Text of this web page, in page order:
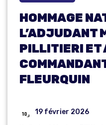
HOMMAGE
L’ADJUDANT
PILLITIERI ET
FLEURQUIN
19 février 2026